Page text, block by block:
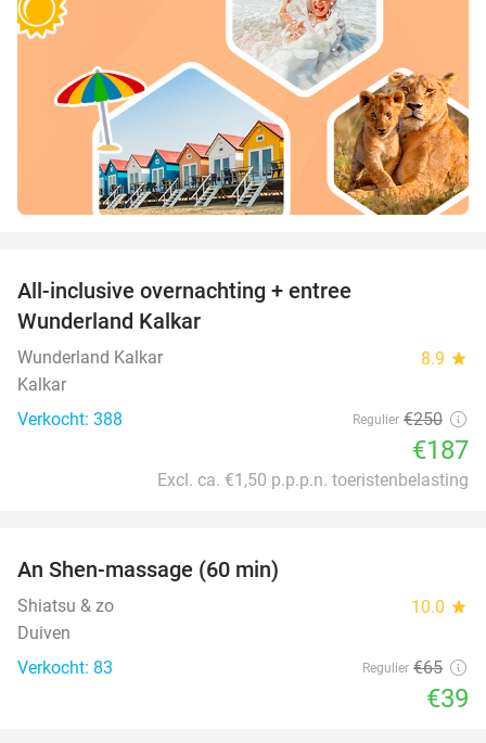
All-inclusive overnachting + entree
Wunderland Kalkar
Wunderland Kalkar 8.9 star
Kalkar
Verkocht: 388
Regulier €250
€187
Excl. ca. €1,50 p.p.p.n. toeristenbelasting
An Shen-massage (60 min)
Shiatsu & zo 10.0 star
Duiven
Verkocht: 83
Regulier €65
€39